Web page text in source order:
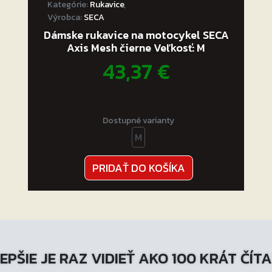
Kategórie:Rukavice,
Výrobca:SECA
Dámske rukavice na motocykel SECA
Axis Mesh čierne Veľkosť: M
43,37€
Dostupné varianty
M
PRIDAŤ DO KOŠÍKA
JE RAZ VIDIEŤ AKO 100 KRÁT